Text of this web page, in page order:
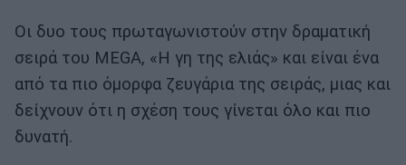
Οι δυο τους πρωταγωνιστούν στην δραματική
σειρά του MEGA, «Η γη της ελιάς» και είναι ένα
από τα πιο όμορφα ζευγάρια της σειράς, μιας και
δείχνουν ότι η σχέση τους γίνεται όλο και πιο
δυνατή.